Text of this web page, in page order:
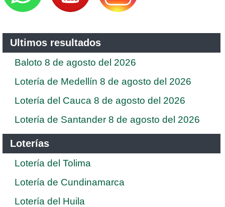
Ultimos resultados
Baloto 8 de agosto del 2026
Lotería de Medellín 8 de agosto del 2026
Lotería del Cauca 8 de agosto del 2026
Lotería de Santander 8 de agosto del 2026
Loterías
Lotería del Tolima
Lotería de Cundinamarca
Lotería del Huila